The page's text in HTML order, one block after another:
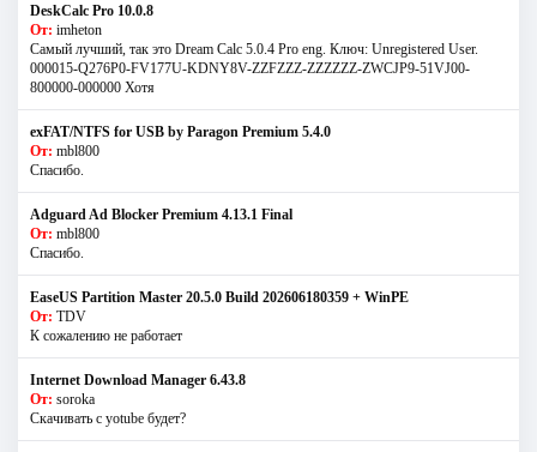
DeskCalc Pro 10.0.8
От: imheton
Самый лучший, так это Dream Calc 5.0.4 Pro eng. Ключ: Unregistered User.
000015-Q276P0-FV177U-KDNY8V-ZZFZZZ-ZZZZZZ-ZWCJP9-51VJ00-
800000-000000 Хотя
exFAT/NTFS for USB by Paragon Premium 5.4.0
От: mbl800
Спасибо.
Adguard Ad Blocker Premium 4.13.1 Final
От: mbl800
Спасибо.
EaseUS Partition Master 20.5.0 Build 202606180359 + WinPE
От: TDV
К сожалению не работает
Internet Download Manager 6.43.8
От: soroka
Скачивать с yotube будет?